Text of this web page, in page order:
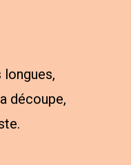
longues,
découpe,